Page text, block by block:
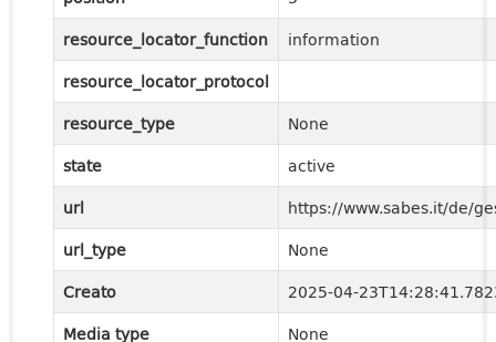
resource_locator_function
information
resource_locator_protocol
resource_type
None
state
active
url
https://www.sabes.it/de/
url_type
None
Creato
2025-04-
Media type
None